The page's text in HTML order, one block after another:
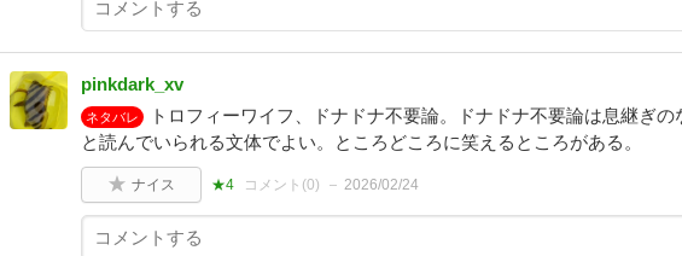
pinkdark_xv
ネタバレ
トロフィーワイフ、ドナドナ不要論。ドナドナ不要論は息継ぎの
と読んでいられる文体でよい。ところどころに笑えるところがある。
ナイス ★4 コメント(0) 2026/02/24